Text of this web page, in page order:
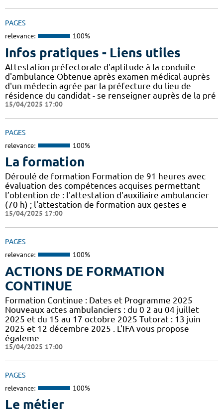
PAGES
relevance: 100%
Infos pratiques - Liens utiles
Attestation préfectorale d'aptitude à la conduite
d'ambulance Obtenue après examen médical auprès
d'un médecin agrée par la préfecture du lieu de
résidence du candidat - se renseigner auprès de la pré
15/04/2025 17:00
PAGES
relevance: 100%
La formation
Déroulé de formation Formation de 91 heures avec
évaluation des compétences acquises permettant
l’obtention de : l'attestation d'auxiliaire ambulancier
(70 h) ; l'attestation de formation aux gestes e
15/04/2025 17:00
PAGES
relevance: 100%
ACTIONS DE FORMATION
CONTINUE
Formation Continue : Dates et Programme 2025
Nouveaux actes ambulanciers : du 0 2 au 04 juillet
2025 et du 15 au 17 octobre 2025 Tutorat : 13 juin
2025 et 12 décembre 2025 . L'IFA vous propose
égaleme
15/04/2025 17:00
PAGES
relevance: 100%
Le métier